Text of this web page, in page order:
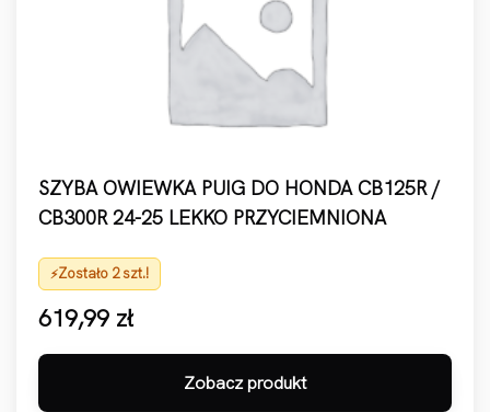
SZYBA OWIEWKA PUIG DO HONDA CB125R /
CB300R 24-25 LEKKO PRZYCIEMNIONA
Zostało 2 szt.!
619,99 zł
Zobacz produkt